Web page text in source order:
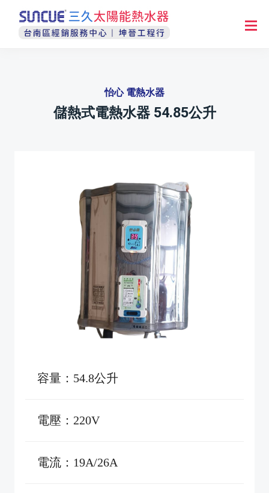
怡心 電熱水器
儲熱式電熱水器 54.85公升
容量：54.8公升
電壓：220V
電流：19A/26A